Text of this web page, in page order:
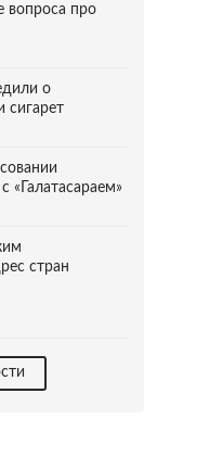
вопроса про
о
сигарет
«Галатасараем»
стран